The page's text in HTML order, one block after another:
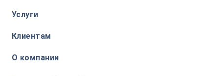
Услуги
Клиентам
О компании